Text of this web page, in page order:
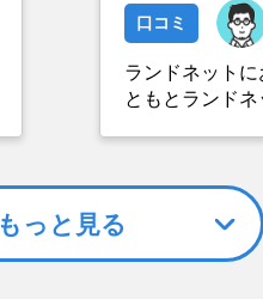
口コミ
ランドネット
ともとランド
対応している
もっと見る